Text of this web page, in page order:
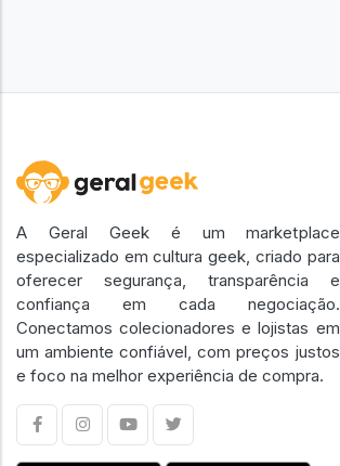
A Geral Geek é um marketplace
especializado em cultura geek, criado para
oferecer segurança, transparência e
confiança em cada negociação.
Conectamos colecionadores e lojistas em
um ambiente confiável, com preços justos
e foco na melhor experiência de compra.